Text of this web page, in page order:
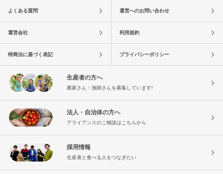
よくある質問 運営へのお問い合わせ
運営会社 利用規約
特商法に基づく表記 プライバシーポリシー
生産者の方へ
農家さん・漁師さんを募集しています!
法人・自治体の方へ
アライアンスのご相談はこちらから
採用情報
生産者と食べる人をつなぎたい